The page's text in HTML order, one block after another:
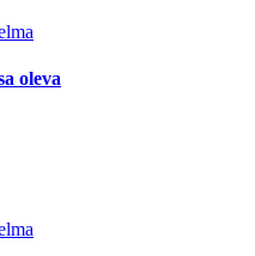
oleva